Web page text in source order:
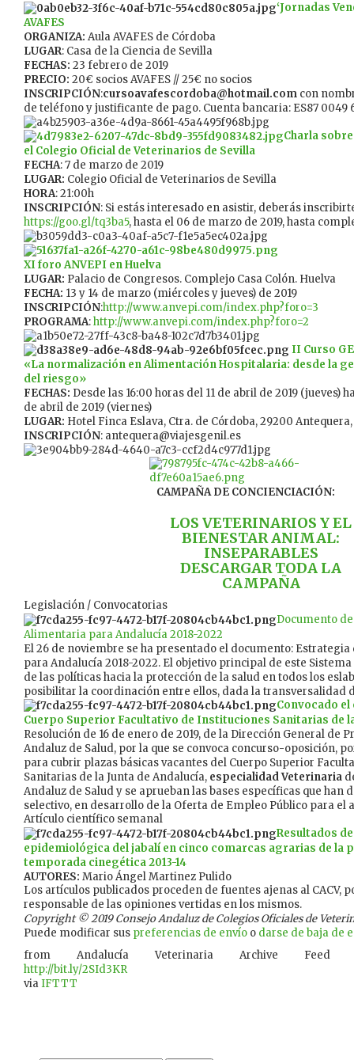
‘Jornadas
AVAFES
ORGANIZA: Aula AVAFES de Córdoba
LUGAR: Casa de la Ciencia de Sevilla
FECHAS: 23 febrero de 2019
PRECIO: 20€ socios AVAFES // 25€ no socios
INSCRIPCIÓN:cursoavafescordoba@hotmail.com con
de teléfono y justificante de pago. Cuenta bancaria: ES87 0049
Charla
el Colegio Oficial de Veterinarios de Sevilla
FECHA: 7 de marzo de 2019
LUGAR: Colegio Oficial de Veterinarios de Sevilla
HORA: 21:00h
INSCRIPCIÓN: Si estás interesado en asistir, deberás
https://goo.gl/tq3ba5, hasta el 06 de marzo de 2019, hasta
XI foro ANVEPI en Huelva
LUGAR: Palacio de Congresos. Complejo Casa Colón. Huelva
FECHA: 13 y 14 de marzo (miércoles y jueves) de 2019
INSCRIPCIÓN:http://www.anvepi.com/index.php?foro=3
PROGRAMA:http://www.anvepi.com/index.php?foro=2
II Curso
«La normalización en Alimentación Hospitalaria: desde la
del riesgo»
FECHAS: Desde las 16:00 horas del 11 de abril de 2019 (jueves)
de abril de 2019 (viernes)
LUGAR: Hotel Finca Eslava, Ctra. de Córdoba, 29200
INSCRIPCIÓN: antequera@viajesgenil.es
CAMPAÑA DE CONCIENCIACIÓN:
LOS VETERINARIOS Y EL
BIENESTAR ANIMAL:
INSEPARABLES
DESCARGAR TODA LA
CAMPAÑA
Legislación / Convocatorias
Documento
Alimentaria para Andalucía 2018-2022
El 26 de noviembre se ha presentado el documento:
para Andalucía 2018-2022. El objetivo principal de este
de las políticas hacia la protección de la salud en todos los
posibilitar la coordinación entre ellos, dada la transversalidad
Convocado
Cuerpo Superior Facultativo de Instituciones Sanitarias de
Resolución de 16 de enero de 2019, de la Dirección General de
Andaluz de Salud, por la que se convoca concurso-oposición,
para cubrir plazas básicas vacantes del Cuerpo Superior
Sanitarias de la Junta de Andalucía, especialidad Veterinaria
Andaluz de Salud y se aprueban las bases específicas que han
selectivo, en desarrollo de la Oferta de Empleo Público para el
Artículo científico semanal
Resultados
epidemiológica del jabalí en cinco comarcas agrarias de la
temporada cinegética 2013-14
AUTORES: Mario Ángel Martinez Pulido
Los artículos publicados proceden de fuentes ajenas al CACV,
responsable de las opiniones vertidas en los mismos.
Copyright © 2019 Consejo Andaluz de Colegios Oficiales de
Puede modificar sus preferencias de envío o darse de baja de
from Andalucía Veterinaria Archive Feed
http://bit.ly/2SId3KR
viaIFTTT